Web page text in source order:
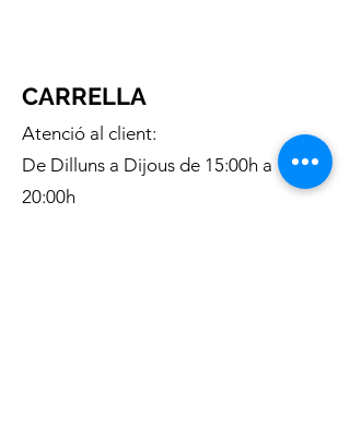
CARRELLA
Atenció al client:
De Dilluns a Dijous de 15:00h a
20:00h